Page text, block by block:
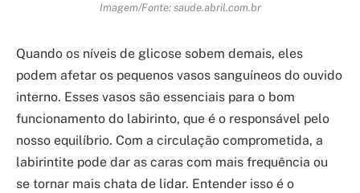
Imagem/Fonte: saude.abril.com.br
Quando os níveis de glicose sobem demais, eles
podem afetar os pequenos vasos sanguíneos do ouvido
interno. Esses vasos são essenciais para o bom
funcionamento do labirinto, que é o responsável pelo
nosso equilíbrio. Com a circulação comprometida, a
labirintite pode dar as caras com mais frequência ou
se tornar mais chata de lidar. Entender isso é o